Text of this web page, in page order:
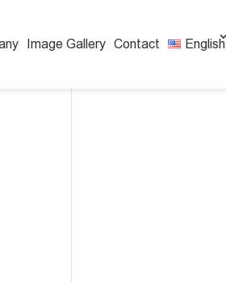
Image Gallery Contact English